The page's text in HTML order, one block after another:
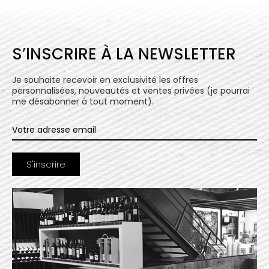
S’INSCRIRE À LA NEWSLETTER
Je souhaite recevoir en exclusivité les offres
personnalisées, nouveautés et ventes privées (je pourrai
me désabonner à tout moment).